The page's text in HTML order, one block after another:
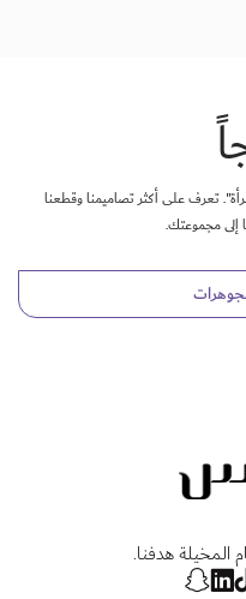
تعرف على أكثر تصاميمنا وقطعنا
إلى مجموعتك.
المخيلة هدفنا.